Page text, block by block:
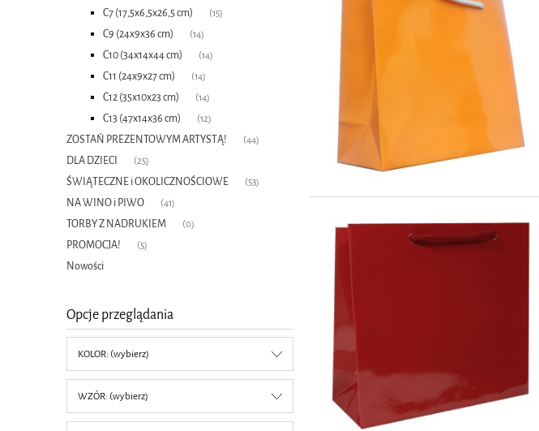
C7 (17,5x6,5x26,5 cm) (15)
C9 (24x9x36 cm) (14)
C10 (34x14x44 cm) (14)
C11 (24x9x27 cm) (14)
C12 (35x10x23 cm) (14)
C13 (47x14x36 cm) (12)
ZOSTAŃ PREZENTOWYM ARTYSTĄ! (44)
DLA DZIECI (25)
ŚWIĄTECZNE i OKOLICZNOŚCIOWE (53)
NA WINO i PIWO (41)
TORBY Z NADRUKIEM (0)
PROMOCJA! (5)
Nowości
Opcje przeglądania
KOLOR: (wybierz)
WZÓR: (wybierz)